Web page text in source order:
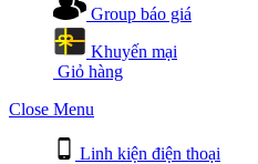
Group báo giá
Khuyến mại
Giỏ hàng
Close Menu
Linh kiện điện thoại